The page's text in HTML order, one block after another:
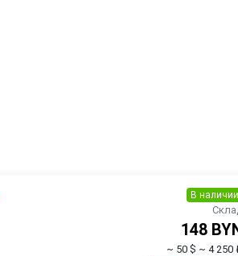
В наличии
148
~ 50 $ ~ 4 250